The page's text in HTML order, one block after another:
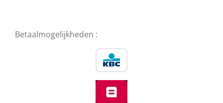
Betaalmogelijkheden :